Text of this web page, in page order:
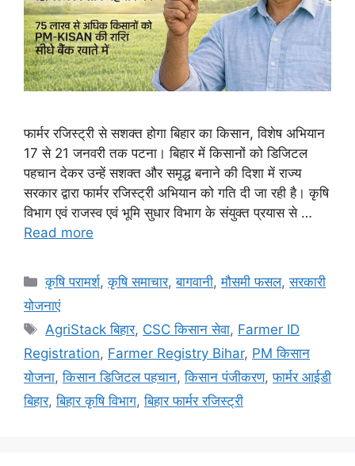
फार्मर रजिस्ट्री से सशक्त होगा बिहार का किसान, विशेष अभियान
17 से 21 जनवरी तक पटना। बिहार में किसानों को डिजिटल
पहचान देकर उन्हें सशक्त और समृद्ध बनाने की दिशा में राज्य
सरकार द्वारा फार्मर रजिस्ट्री अभियान को गति दी जा रही है। कृषि
विभाग एवं राजस्व एवं भूमि सुधार विभाग के संयुक्त प्रयास से …
Read more
कृषि परामर्श,कृषि समाचार,बागवानी,मौसमी फसल,सरकारी
योजनाएं
AgriStack बिहार, CSC किसान सेवा, Farmer ID
Registration, Farmer Registry Bihar, PM किसान
योजना,किसान डिजिटल पहचान,किसान पंजीकरण,फार्मर आईडी
बिहार,बिहार कृषि विभाग,बिहार फार्मर रजिस्ट्री